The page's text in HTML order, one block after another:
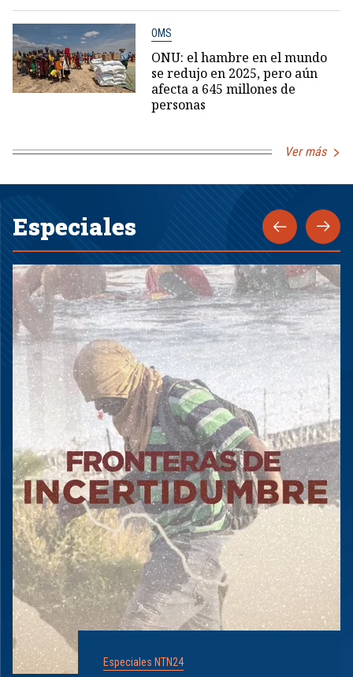
OMS
ONU: el hambre en el mundo
se redujo en 2025, pero aún
afecta a 645 millones de
personas
Ver más
Especiales
Especiales NTN24